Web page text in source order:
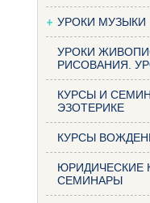
УРОКИ МУЗЫКИ
УРОКИ
РИСОВАНИЯ.
КУРСЫ И
ЭЗОТЕРИКЕ
КУРСЫ
ЮРИДИЧЕСКИЕ
СЕМИНАРЫ